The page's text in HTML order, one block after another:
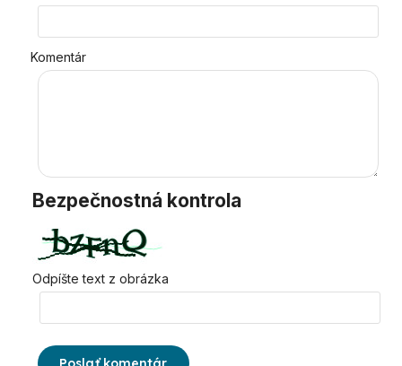
Komentár
Bezpečnostná kontrola
Odpíšte text z obrázka